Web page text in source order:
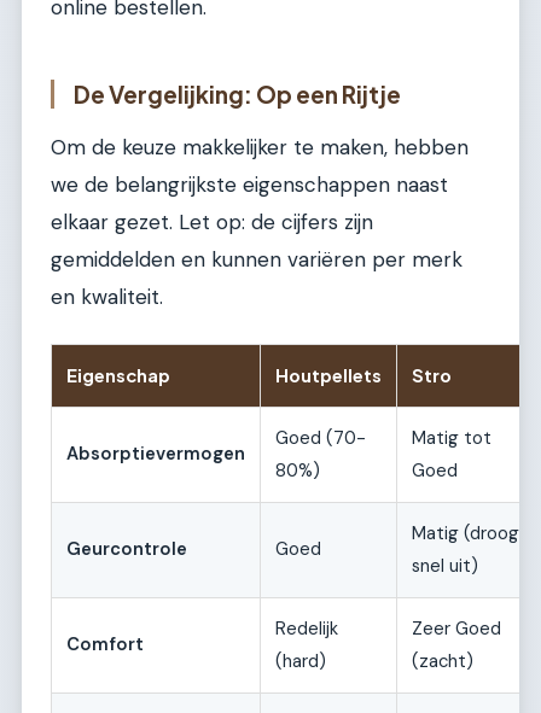
online bestellen.
De Vergelijking: Op een Rijtje
Om de keuze makkelijker te maken, hebben
we de belangrijkste eigenschappen naast
elkaar gezet. Let op: de cijfers zijn
gemiddelden en kunnen variëren per merk
en kwaliteit.
Eigenschap Houtpellets Stro
Absorptievermogen
Goed (70-
80%)
Matig tot
Goed
Geurcontrole Goed
Matig (droog
snel uit)
Comfort
Redelijk
(hard)
Zeer Goed
(zacht)